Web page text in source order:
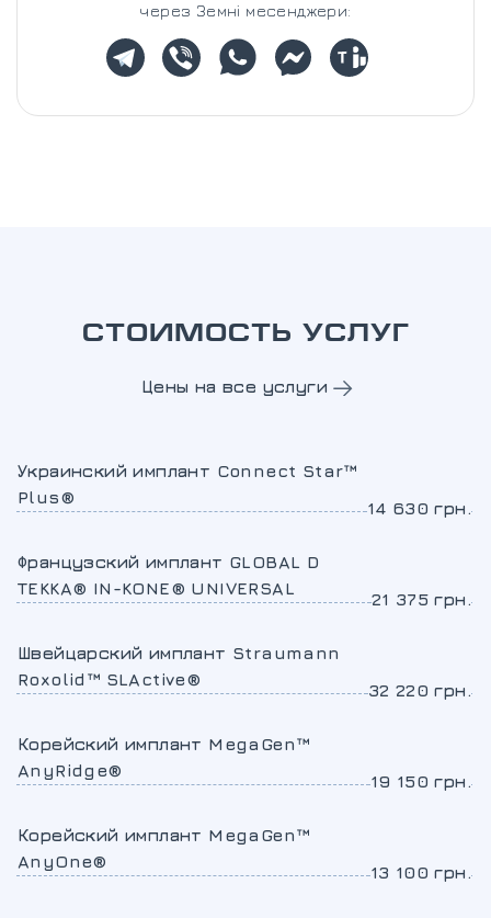
через Земні месенджери:
СТОИМОСТЬ УСЛУГ
Цены на все услуги
Украинский имплант Connect Star™
Plus®
14 630 грн.
Французский имплант GLOBAL D
TEKKA® IN-KONE® UNIVERSAL
21 375 грн.
Швейцарский имплант Straumann
Roxolid™ SLActive®
32 220 грн.
Корейский имплант MegaGen™
AnyRidge®
19 150 грн.
Корейский имплант MegaGen™
AnyOne®
13 100 грн.